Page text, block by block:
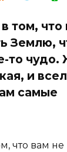
том, что
Землю,
то чудо.
и
самые
что вам